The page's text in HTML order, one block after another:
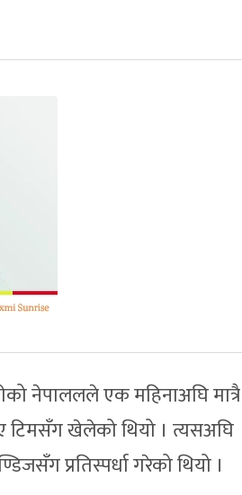
नेपाललले एक महिनाअघि मात्रै
टिमसँग खेलेको थियो । त्यसअघि
प्रतिस्पर्धा गरेको थियो ।